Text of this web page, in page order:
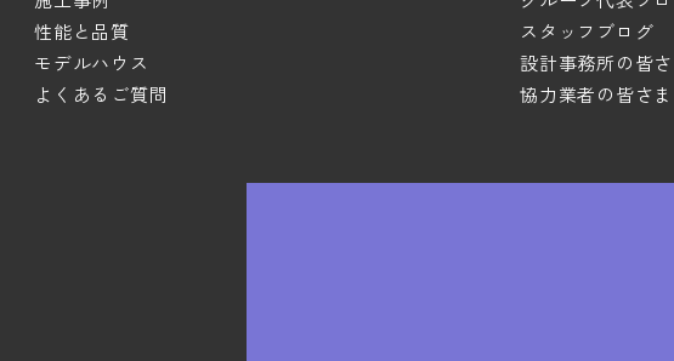
性能と品質
モデルハウス
よくあるご質問
スタッフブログ
設計事務所の皆
協力業者の皆さ